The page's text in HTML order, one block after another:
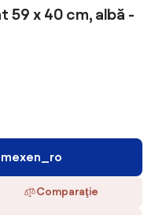
59 x 40 cm, albă -
Comparaţie